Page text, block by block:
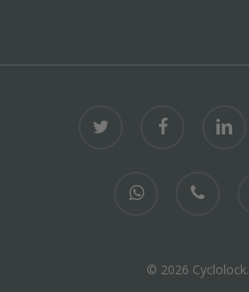
facebook
© 2026 Cyclolock.